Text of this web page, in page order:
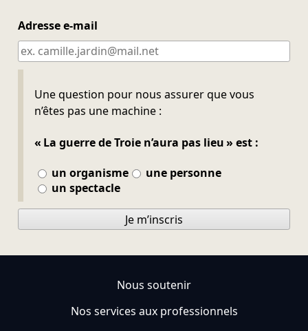
Adresse e-mail
Une question pour nous assurer que vous
n’êtes pas une machine :
« La guerre de Troie n’aura pas lieu » est :
un organisme
une personne
un spectacle
Ne pas remplir
Je m’inscris
Nous soutenir
Nos services aux professionnels